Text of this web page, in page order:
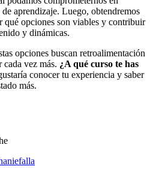
aprendizaje. Luego, obtendremos
qué opciones son viables y contribuir
y dinámicas.
opciones buscan retroalimentación
vez más. ¿A qué curso te has
conocer tu experiencia y saber
más.